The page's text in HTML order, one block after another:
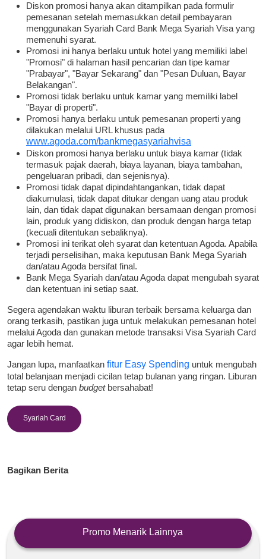
Diskon promosi hanya akan ditampilkan pada formulir
pemesanan setelah memasukkan detail pembayaran
menggunakan Syariah Card Bank Mega Syariah Visa yang
memenuhi syarat.
Promosi ini hanya berlaku untuk hotel yang memiliki label
"Promosi" di halaman hasil pencarian dan tipe kamar
"Prabayar", "Bayar Sekarang" dan "Pesan Duluan, Bayar
Belakangan".
Promosi tidak berlaku untuk kamar yang memiliki label
"Bayar di properti".
Promosi hanya berlaku untuk pemesanan properti yang
dilakukan melalui URL khusus pada
www.agoda.com/bankmegasyariahvisa
Diskon promosi hanya berlaku untuk biaya kamar (tidak
termasuk pajak daerah, biaya layanan, biaya tambahan,
pengeluaran pribadi, dan sejenisnya).
Promosi tidak dapat dipindahtangankan, tidak dapat
diakumulasi, tidak dapat ditukar dengan uang atau produk
lain, dan tidak dapat digunakan bersamaan dengan promosi
lain, produk yang didiskon, dan produk dengan harga tetap
(kecuali ditentukan sebaliknya).
Promosi ini terikat oleh syarat dan ketentuan Agoda. Apabila
terjadi perselisihan, maka keputusan Bank Mega Syariah
dan/atau Agoda bersifat final.
Bank Mega Syariah dan/atau Agoda dapat mengubah syarat
dan ketentuan ini setiap saat.
Segera agendakan waktu liburan terbaik bersama keluarga dan
orang terkasih, pastikan juga untuk melakukan pemesanan hotel
melalui Agoda dan gunakan metode transaksi Visa Syariah Card
agar lebih hemat.
Jangan lupa, manfaatkan fitur Easy Spending untuk mengubah
total belanjaan menjadi cicilan tetap bulanan yang ringan. Liburan
tetap seru dengan budgetbersahabat!
Syariah Card
Bagikan Berita
Promo Menarik Lainnya